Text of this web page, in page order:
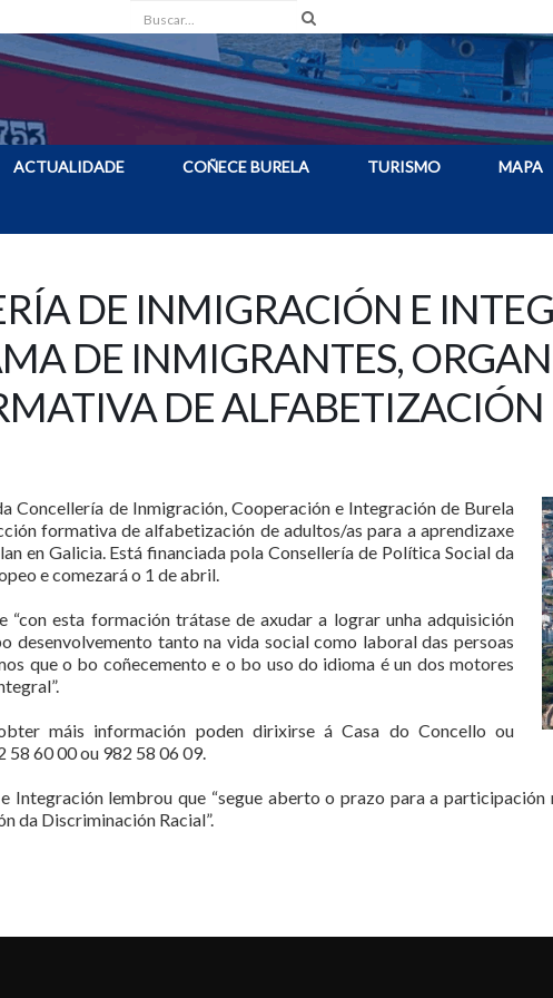
Buscar
ACTUALIDADE COÑECE BURELA TURISMO MAPA
DE INMIGRACIÓN E
DE INMIGRANTES,
DE ALFABETIZACIÓN
Concellería de Inmigración, Cooperación e Integración de Burela
formativa de alfabetización de adultos/as para a aprendizaxe
en Galicia. Está financiada pola Consellería de Política Social da
e comezará o 1 de abril.
“con esta formación trátase de axudar a lograr unha adquisición
desenvolvemento tanto na vida social como laboral das persoas
que o bo coñecemento e o bo uso do idioma é un dos motores
máis información poden dirixirse á Casa do Concello ou
58 60 00 ou 982 58 06 09.
Integración lembrou que “segue aberto o prazo para a
da Discriminación Racial”.